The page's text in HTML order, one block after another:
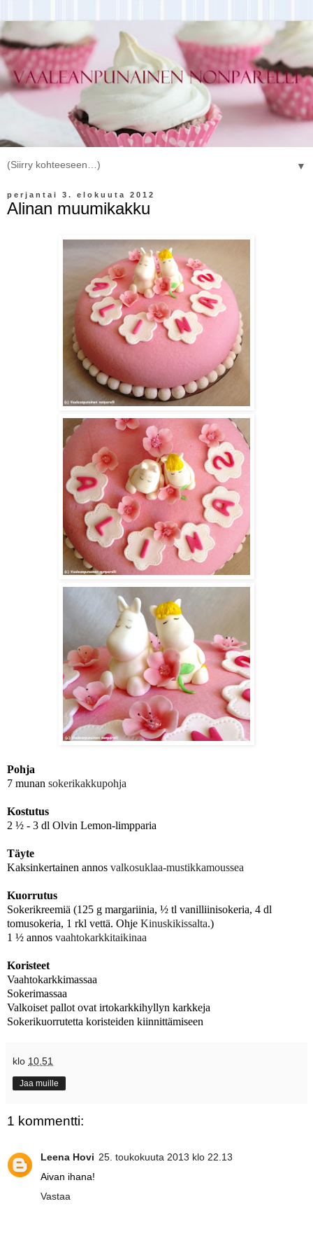
▼
perjantai 3. elokuuta 2012
Alinan muumikakku
Pohja
7 munan sokerikakkupohja
Kostutus
2 ½ - 3 dl Olvin Lemon-limpparia
Täyte
Kaksinkertainen annos valkosuklaa-mustikkamoussea
Kuorrutus
Sokerikreemiä (125 g margariinia, ½ tl vanilliinisokeria, 4 dl
tomusokeria, 1 rkl vettä. Ohje Kinuskikissalta.)
1 ½ annos vaahtokarkkitaikinaa
Koristeet
Vaahtokarkkimassaa
Sokerimassaa
Valkoiset pallot ovat irtokarkkihyllyn karkkeja
Sokerikuorrutetta koristeiden kiinnittämiseen
klo 10.51
Jaa muille
1 kommentti:
Leena Hovi 25. toukokuuta 2013 klo 22.13
Aivan ihana!
Vastaa